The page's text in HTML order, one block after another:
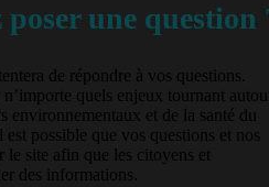
poser une question
tentera de répondre à vos questions.
quels enjeux tournant
environnementaux et de la santé du
possible que vos questions et nos
le site afin que les citoyens et
des informations.